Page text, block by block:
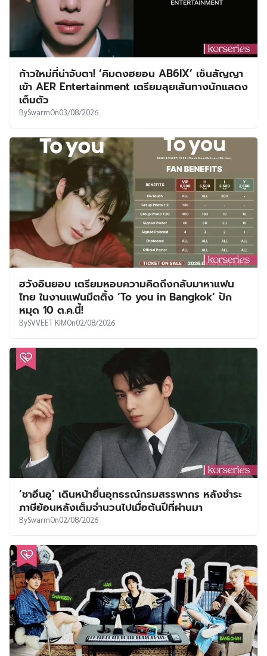
ก้าวใหม่ที่น่าจับตา! ‘คิมดงฮยอน AB6IX’ เซ็นสัญญา
เข้า AER Entertainment เตรียมลุยเส้นทางนักแสดง
เต็มตัว
BySwarmOn03/08/2026
ฮวังอินยอบ เตรียมหอบความคิดถึงกลับมาหาแฟน
ไทย ในงานแฟนมีตติ้ง ‘To you in Bangkok’ ปัก
หมุด 10 ต.ค.นี้!
BySVVEET KIMOn02/08/2026
‘ชาอึนอู’ เดินหน้ายื่นอุทธรณ์กรมสรรพากร หลังชำระ
ภาษีย้อนหลังเต็มจำนวนไปเมื่อต้นปีที่ผ่านมา
BySwarmOn02/08/2026